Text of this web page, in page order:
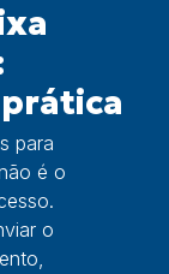
para
é o
o